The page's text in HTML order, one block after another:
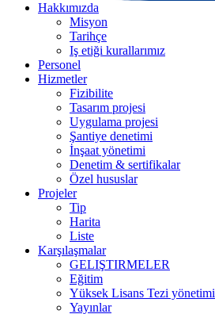
Hakkımızda
Misyon
Tarihçe
Iş etiği kurallarımız
Personel
Hizmetler
Fizibilite
Tasarım projesi
Uygulama projesi
Şantiye denetimi
İnşaat yönetimi
Denetim & sertifikalar
Özel hususlar
Projeler
Tip
Harita
Liste
Karşılaşmalar
GELIŞTIRMELER
Eğitim
Yüksek Lisans Tezi yönetimi
Yayınlar